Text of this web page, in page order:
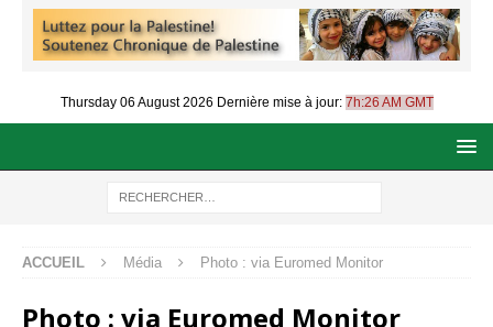
Thursday 06 August 2026 Dernière mise à jour: 7h:26 AM GMT
ACCUEIL Média Photo : via Euromed Monitor
Photo : via Euromed Monitor